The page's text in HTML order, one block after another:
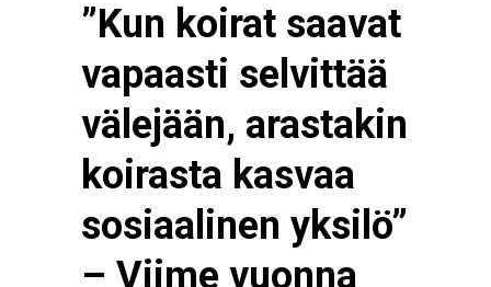
”Kun koirat saavat
vapaasti selvittää
välejään, arastakin
koirasta kasvaa
sosiaalinen yksilö”
– Viime vuonna